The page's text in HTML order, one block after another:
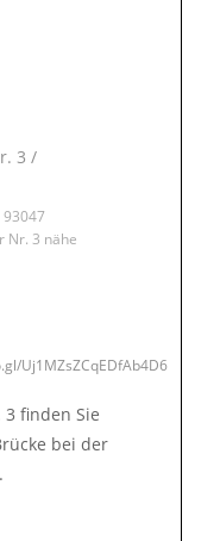
3 /
Nr. 3 nähe
Uj1MZsZCqEDfAb4D6
finden Sie
bei der